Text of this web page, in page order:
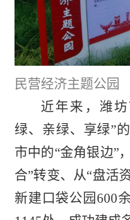
民营经济主题公园
近年来，潍
绿、亲绿、享绿”
市中的“金角银边”
合”转变、从“盘活
新建口袋公园600